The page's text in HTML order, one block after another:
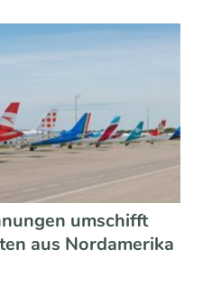
umschifft
aus Nordamerika